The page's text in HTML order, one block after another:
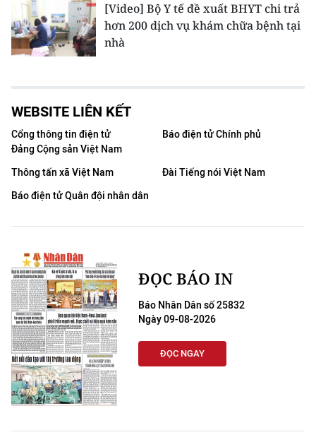
[Video] Bộ Y tế đề xuất BHYT chi trả
hơn 200 dịch vụ khám chữa bệnh tại
nhà
WEBSITE LIÊN KẾT
Cổng thông tin điện tử
Đảng Cộng sản Việt Nam
Báo điện tử Chính phủ
Thông tấn xã Việt Nam
Đài Tiếng nói Việt Nam
Báo điện tử Quân đội nhân dân
ĐỌC BÁO IN
Báo Nhân Dân số 25832
Ngày 09-08-2026
ĐỌC NGAY